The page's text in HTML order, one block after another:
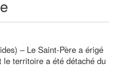
– Le Saint-Père a érigé
territoire a été détaché du